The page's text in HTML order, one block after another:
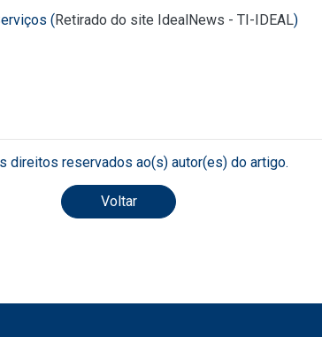
(Retirado do site IdealNews - TI-IDEAL)
direitos reservados ao(s) autor(es) do artigo.
Voltar